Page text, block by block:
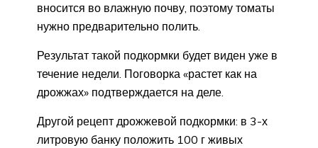
вносится во влажную почву, поэтому томаты
нужно предварительно полить.
Результат такой подкормки будет виден уже в
течение недели. Поговорка «растет как на
дрожжах» подтверждается на деле.
Другой рецепт дрожжевой подкормки: в 3-х
литровую банку положить 100 г живых